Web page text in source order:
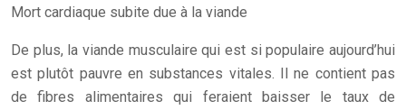
Mort cardiaque subite due à la viande
De plus, la viande musculaire qui est si populaire aujourd’hui
est plutôt pauvre en substances vitales. Il ne contient pas
de fibres alimentaires qui feraient baisser le taux de